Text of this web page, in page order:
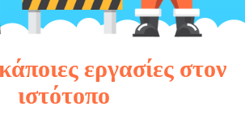
εργασίες στον
ιστότοπο